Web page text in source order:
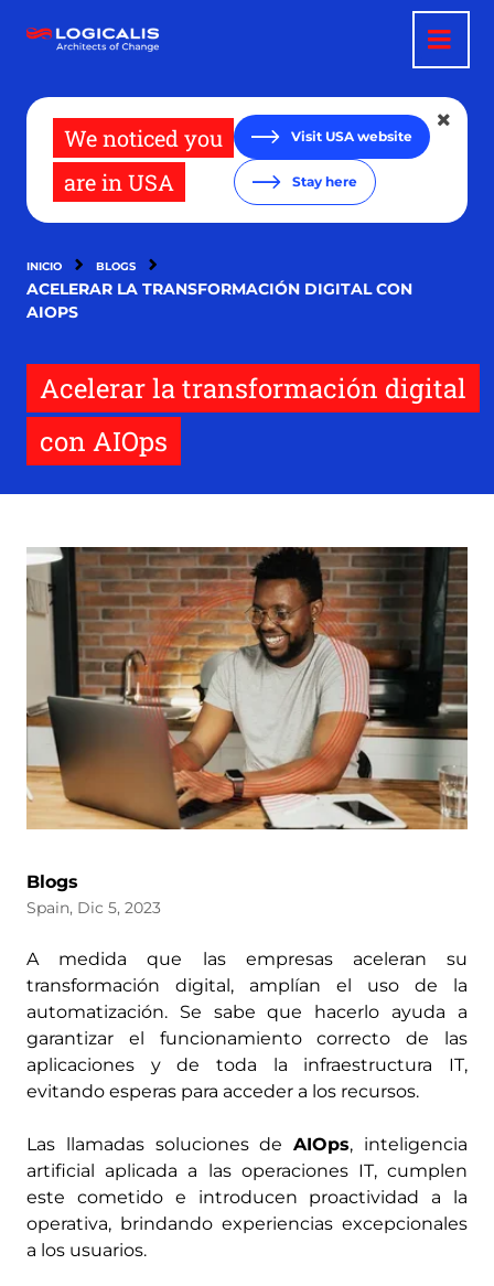
contenido
We noticed you
are in USA
Visit USA website
Stay here
INICIO BLOGS
ACELERAR LA TRANSFORMACIÓN DIGITAL CON
AIOPS
Acelerar la transformación digital
con AIOps
Blogs
Spain, Dic 5, 2023
A medida que las empresas aceleran su
transformación digital, amplían el uso de la
automatización. Se sabe que hacerlo ayuda a
garantizar el funcionamiento correcto de las
aplicaciones y de toda la infraestructura IT,
evitando esperas para acceder a los recursos.
Las llamadas soluciones deAIOps, inteligencia
artificial aplicada a las operaciones IT, cumplen
este cometido e introducen proactividad a la
operativa, brindando experiencias excepcionales
a los usuarios.